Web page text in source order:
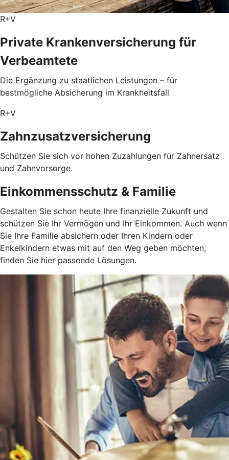
R+V
Private Krankenversicherung für
Verbeamtete
Die Ergänzung zu staatlichen Leistungen – für
bestmögliche Absicherung im Krankheitsfall
R+V
Zahnzusatzversicherung
Schützen Sie sich vor hohen Zuzahlungen für Zahnersatz
und Zahnvorsorge.
Einkommensschutz & Familie
Gestalten Sie schon heute Ihre finanzielle Zukunft und
schützen Sie Ihr Vermögen und Ihr Einkommen. Auch wenn
Sie Ihre Familie absichern oder Ihren Kindern oder
Enkelkindern etwas mit auf den Weg geben möchten,
finden Sie hier passende Lösungen.